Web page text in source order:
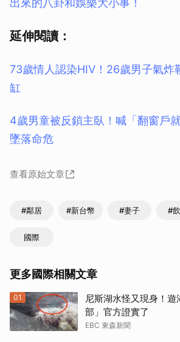
出來的八卦和娛樂大小事！
延伸閱讀：
73歲情人認染HIV！26歲男子氣
缸
4歲男童被反鎖主臥！喊「翻窗
墜落命危
查看原始文章
#鄰居 #新台幣 #妻子 #
國際
更多國際相關文章
01
尼斯湖水怪又現身！
部」官方證實了
EBC 東森新聞